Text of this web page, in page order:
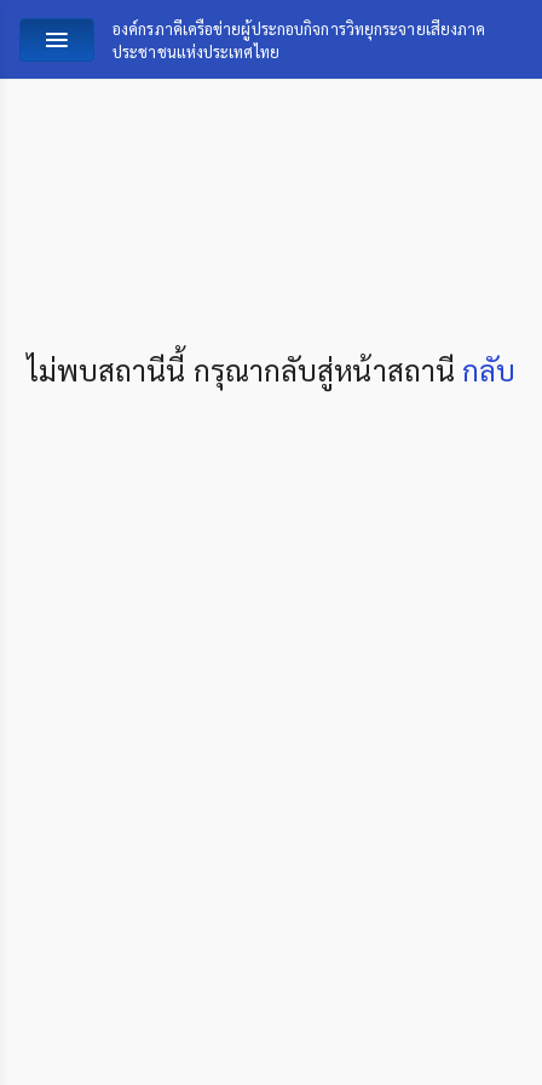
องค์กรภาคีเครือข่ายผู้ประกอบกิจการวิทยุกระจายเสียงภาค
ประชาชนแห่งประเทศไทย
ไม่พบสถานีนี้ กรุณากลับสู่หน้าสถานี กลับ